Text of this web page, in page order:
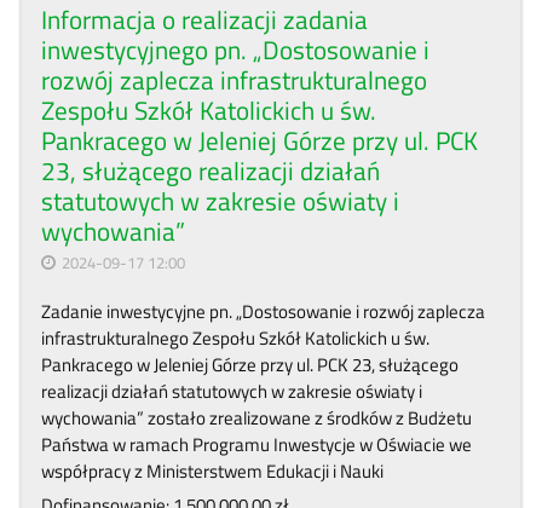
Informacja o realizacji zadania
inwestycyjnego pn. „Dostosowanie i
rozwój zaplecza infrastrukturalnego
Zespołu Szkół Katolickich u św.
Pankracego w Jeleniej Górze przy ul. PCK
23, służącego realizacji działań
statutowych w zakresie oświaty i
wychowania”
2024-09-17 12:00
Zadanie inwestycyjne pn. „Dostosowanie i rozwój zaplecza
infrastrukturalnego Zespołu Szkół Katolickich u św.
Pankracego w Jeleniej Górze przy ul. PCK 23, służącego
realizacji działań statutowych w zakresie oświaty i
wychowania” zostało zrealizowane z środków z Budżetu
Państwa w ramach Programu Inwestycje w Oświacie we
współpracy z Ministerstwem Edukacji i Nauki